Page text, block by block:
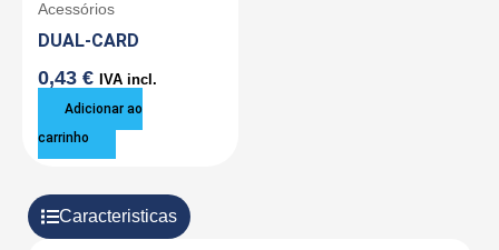
Acessórios
DUAL-CARD
0,43 € IVA incl.
Adicionar ao
carrinho
Caracteristicas